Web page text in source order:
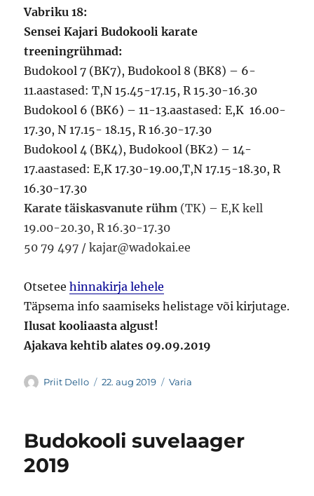
Vabriku 18:
Sensei Kajari Budokooli karate
treeningrühmad:
Budokool 7 (BK7), Budokool 8 (BK8) – 6-
11.aastased: T,N 15.45-17.15, R 15.30-16.30
Budokool 6 (BK6) – 11-13.aastased: E,K 16.00-
17.30, N 17.15- 18.15, R 16.30-17.30
Budokool 4 (BK4), Budokool (BK2) – 14-
17.aastased: E,K 17.30-19.00,T,N 17.15-18.30, R
16.30-17.30
Karate täiskasvanute rühm (TK) – E,K kell
19.00-20.30, R 16.30-17.30
50 79 497 / kajar@wadokai.ee
Otseteehinnakirja lehele
Täpsema info saamiseks helistage või kirjutage.
Ilusat kooliaasta algust!
Ajakava kehtib alates 09.09.2019
Autor
Priit Dello Postitatud
22. aug 2019 Rubriigid
Varia
Budokooli suvelaager
2019